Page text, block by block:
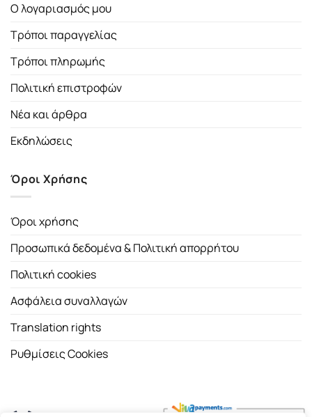
Ο λογαριασμός μου
Τρόποι παραγγελίας
Τρόποι πληρωμής
Πολιτική επιστροφών
Νέα και άρθρα
Εκδηλώσεις
Όροι Χρήσης
Όροι χρήσης
Προσωπικά δεδομένα & Πολιτική απορρήτου
Πολιτική cookies
Ασφάλεια συναλλαγών
Translation rights
Ρυθμίσεις Cookies